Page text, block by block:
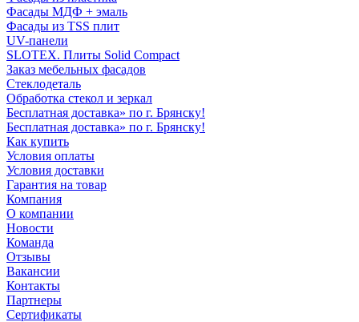
Фасады МДФ + эмаль
Фасады из TSS плит
UV-панели
SLOTEX. Плиты Solid Compact
Заказ мебельных фасадов
Стеклодеталь
Обработка стекол и зеркал
Бесплатная доставка» по г. Брянску!
Бесплатная доставка» по г. Брянску!
Как купить
Условия оплаты
Условия доставки
Гарантия на товар
Компания
О компании
Новости
Команда
Отзывы
Вакансии
Контакты
Партнеры
Сертификаты